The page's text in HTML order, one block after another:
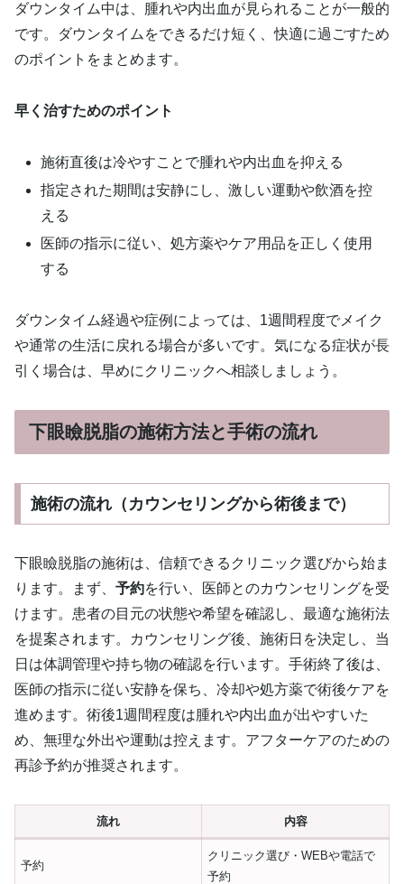
ダウンタイム中は、腫れや内出血が見られることが一般的
です。ダウンタイムをできるだけ短く、快適に過ごすため
のポイントをまとめます。
早く治すためのポイント
施術直後は冷やすことで腫れや内出血を抑える
指定された期間は安静にし、激しい運動や飲酒を控
える
医師の指示に従い、処方薬やケア用品を正しく使用
する
ダウンタイム経過や症例によっては、1週間程度でメイク
や通常の生活に戻れる場合が多いです。気になる症状が長
引く場合は、早めにクリニックへ相談しましょう。
下眼瞼脱脂の施術方法と手術の流れ
施術の流れ（カウンセリングから術後まで）
下眼瞼脱脂の施術は、信頼できるクリニック選びから始ま
ります。まず、 予約を行い、医師とのカウンセリングを受
けます。患者の目元の状態や希望を確認し、最適な施術法
を提案されます。カウンセリング後、施術日を決定し、当
日は体調管理や持ち物の確認を行います。手術終了後は、
医師の指示に従い安静を保ち、冷却や処方薬で術後ケアを
進めます。術後1週間程度は腫れや内出血が出やすいた
め、無理な外出や運動は控えます。アフターケアのための
再診予約が推奨されます。
流れ 内容
予約
クリニック選び・WEBや電話で
予約